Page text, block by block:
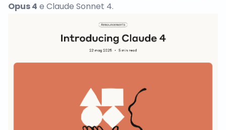
Opus 4 e Claude Sonnet 4.